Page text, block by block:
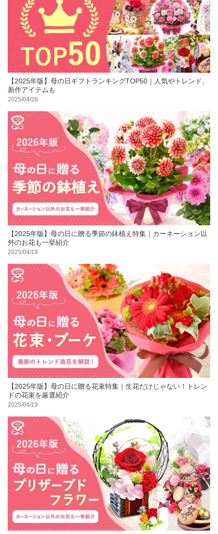
【2025年版】母の日ギフトランキングTOP50｜人気やトレンド、
新作アイテムも
2025/04/28
【2025年版】母の日に贈る季節の鉢植え特集｜カーネーション以
外のお花も一挙紹介
2025/04/19
【2025年版】母の日に贈る花束特集｜生花だけじゃない！トレン
ドの花束を厳選紹介
2025/04/19